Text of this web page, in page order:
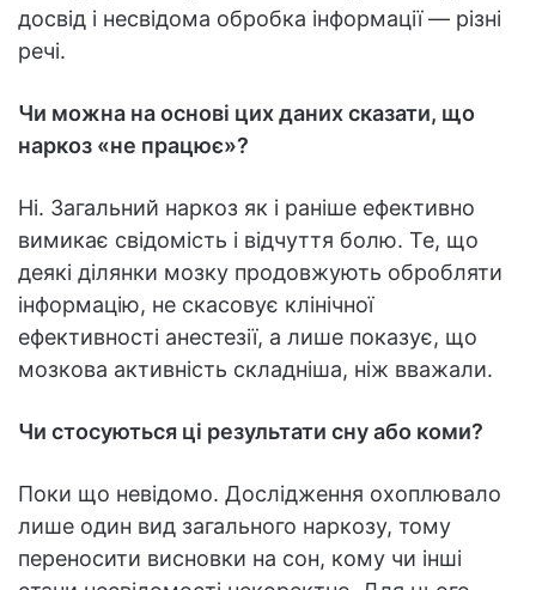
досвід і несвідома обробка інформації — різні
речі.
Чи можна на основі цих даних сказати, що
наркоз «не працює»?
Ні. Загальний наркоз як і раніше ефективно
вимикає свідомість і відчуття болю. Те, що
деякі ділянки мозку продовжують обробляти
інформацію, не скасовує клінічної
ефективності анестезії, а лише показує, що
мозкова активність складніша, ніж вважали.
Чи стосуються ці результати сну або коми?
Поки що невідомо. Дослідження охоплювало
лише один вид загального наркозу, тому
переносити висновки на сон, кому чи інші